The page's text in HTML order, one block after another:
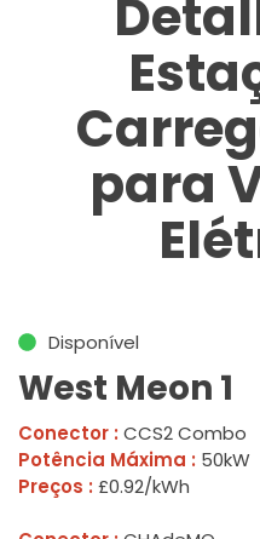
para
Disponível
West Meon 1
Conector : CCS2 Combo
Potência Máxima : 50kW
Preços : £0.92/kWh